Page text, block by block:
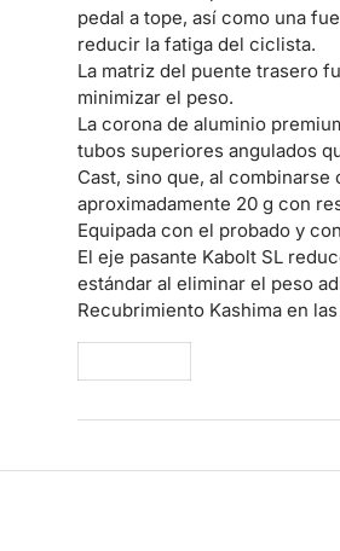
pedal a tope, así como una
reducir la fatiga del ciclista.
La matriz del puente trasero
minimizar el peso.
La corona de aluminio
tubos superiores angulados
Cast, sino que, al
aproximadamente 20 g con
Equipada con el probado y
El eje pasante Kabolt SL
estándar al eliminar el peso
Recubrimiento Kashima en